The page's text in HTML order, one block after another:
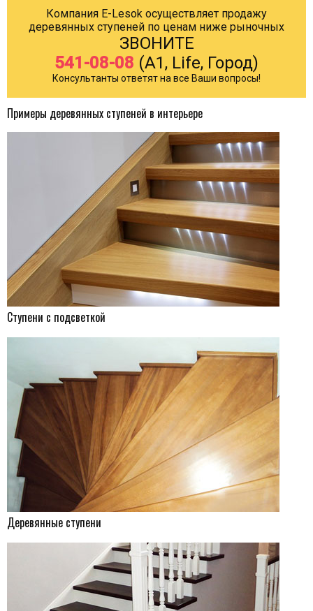
Компания E-Lesok осуществляет продажу
деревянных ступеней по ценам ниже рыночных
ЗВОНИТЕ
541-08-08 (A1, Life, Город)
Консультанты ответят на все Ваши вопросы!
Примеры деревянных ступеней в интерьере
Ступени с подсветкой
Деревянные ступени